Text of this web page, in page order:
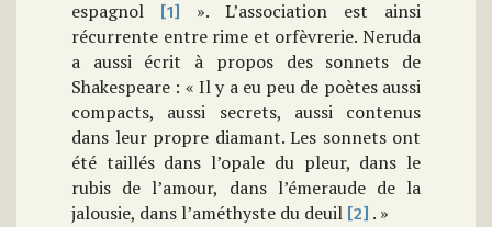
espagnol
[1]
». L’association est ainsi
récurrente entre rime et orfèvrerie. Neruda
a aussi écrit à propos des sonnets de
Shakespeare : « Il y a eu peu de poètes aussi
compacts, aussi secrets, aussi contenus
dans leur propre diamant. Les sonnets ont
été taillés dans l’opale du pleur, dans le
rubis de l’amour, dans l’émeraude de la
jalousie, dans l’améthyste du deuil [2] . »